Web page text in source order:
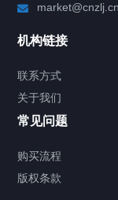
TCU温度控制单
Chiller气体控温
market@cnzlj.cn
机构链接
联系方式
关于我们
常见问题
购买流程
版权条款